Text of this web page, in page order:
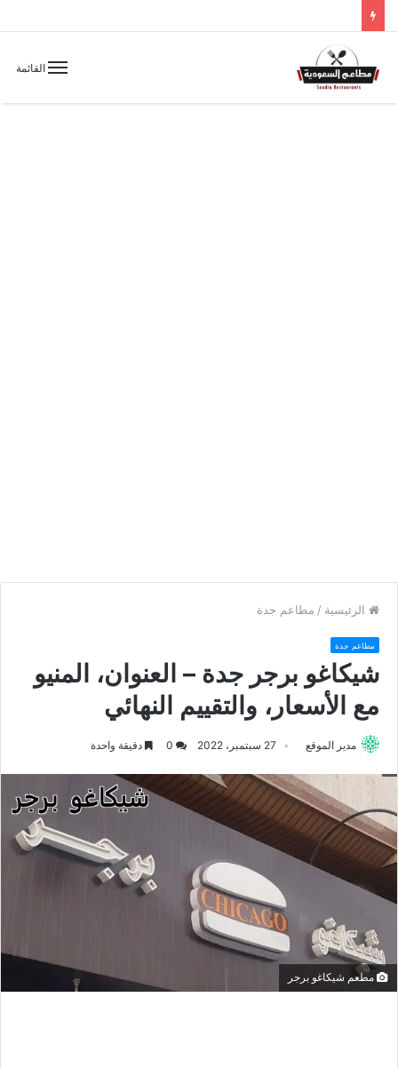
القائمة
الرئيسية / مطاعم جدة
مطاعم جدة
شيكاغو برجر جدة – العنوان، المنيو
مع الأسعار، والتقييم النهائي
مدير الموقع 27 سبتمبر، 2022 دقيقة واحدة
مطعم شيكاغو برجر